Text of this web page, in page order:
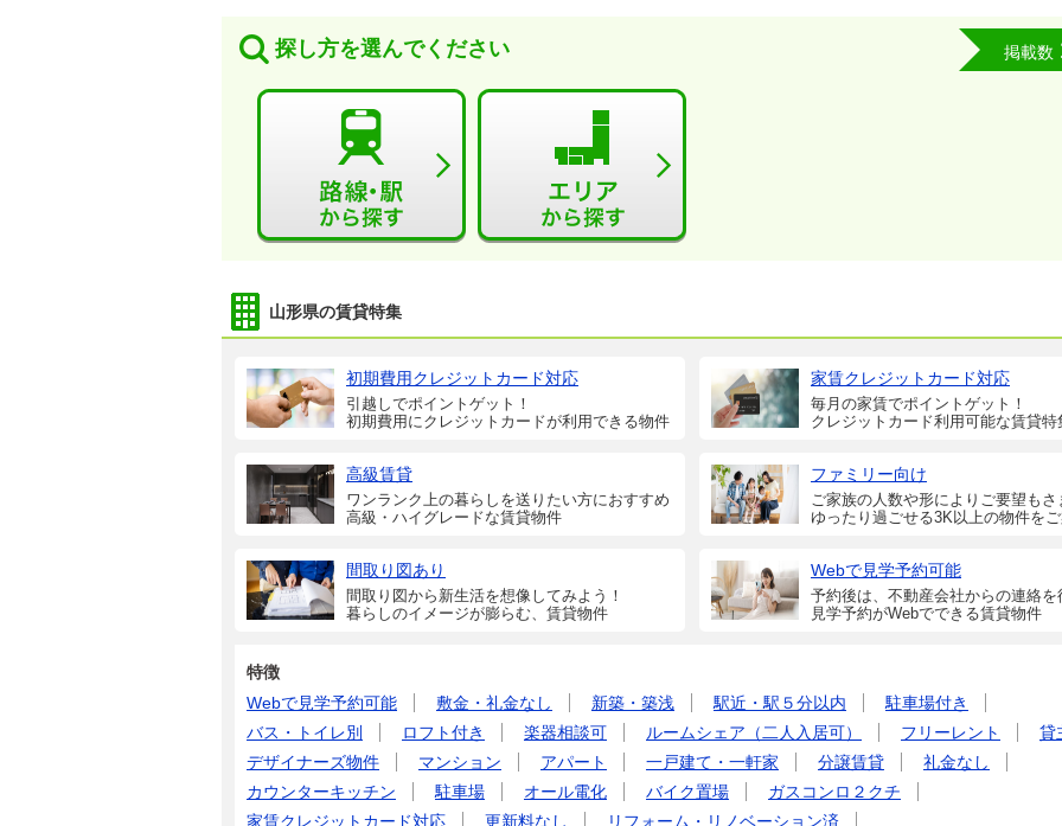
探し方を選んでください 掲載数
山形県の賃貸特集
初期費用クレジットカード対応
引越しでポイントゲット！
初期費用にクレジットカードが利用できる物件
家賃クレジットカード対応
毎月の家賃でポイントゲット！
クレジットカード利用可能な賃貸特
高級賃貸
ワンランク上の暮らしを送りたい方におすすめ
高級・ハイグレードな賃貸物件
ファミリー向け
ご家族の人数や形によりご要望もさ
ゆったり過ごせる3K以上の物件をご
間取り図あり
間取り図から新生活を想像してみよう！
暮らしのイメージが膨らむ、賃貸物件
Webで見学予約可能
予約後は、不動産会社からの連絡を
見学予約がWebでできる賃貸物件
特徴
Webで見学予約可能
敷金・礼金なし 新築・築浅 駅近・駅５分以内
駐車場付き
バス・トイレ別
ロフト付き 楽器相談可 ルームシェア（二人入居可） フリーレント
貸
デザイナーズ物件
マンション アパート 一戸建て・一軒家 分譲賃貸
礼金なし
カウンターキッチン
駐車場 オール電化 バイク置場
ガスコンロ２クチ
家賃クレジットカード対応
更新料なし
リフォーム・リノベーション済